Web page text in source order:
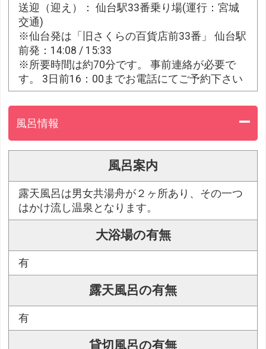
送迎（迎え）： 仙台駅33番乗り場(運行：宮城
交通)
※仙台発は「旧さくらの百貨店前33番」 仙台駅
前発：14:08 / 15:33
※所要時間は約70分です。 事前連絡が必要で
す。 3日前16：00までお電話にてご予約下さい
風呂情報
風呂案内
露天風呂は男女共湯舟が２ヶ所あり、その一つ
はかけ流し温泉となります。
大浴場の有無
有
露天風呂の有無
有
貸切風呂の有無